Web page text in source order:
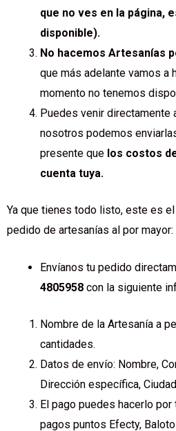
que no ves en la página,
disponible).
No hacemos Artesanías
que más adelante vamos a
momento no tenemos
Puedes venir directamente
nosotros podemos
presente que los costos
cuenta tuya.
Ya que tienes todo listo, este es
pedido de artesanías al por mayor:
Envíanos tu pedido
4805958 con la siguiente
Nombre de la Artesanía a
cantidades.
Datos de envío: Nombre,
Dirección específica,
El pago puedes hacerlo
pagos puntos Efecty,